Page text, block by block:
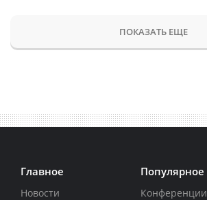
ПОКАЗАТЬ ЕЩЕ
Главное
Новости
Популярное
Конференции